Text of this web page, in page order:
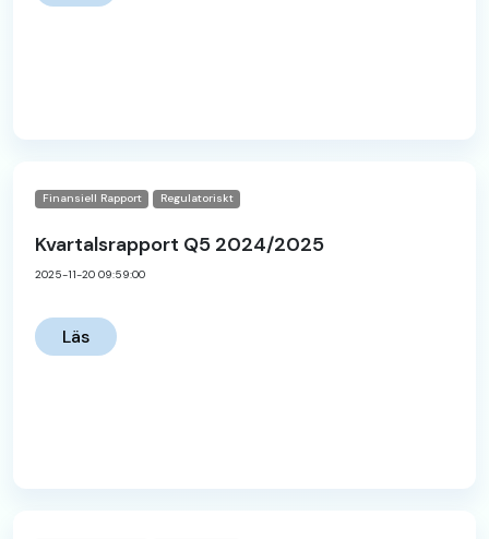
Finansiell Rapport Regulatoriskt
Kvartalsrapport Q5 2024/2025
2025-11-20 09:59:00
Läs